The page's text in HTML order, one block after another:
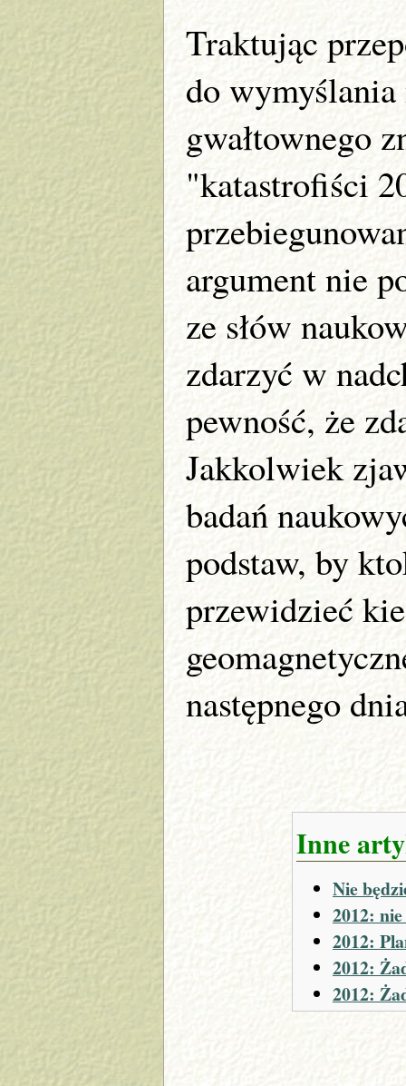
Traktując
do
gwałtownego
"katastrofiści
argument nie
ze słów
zdarzyć w
pewność, że
Jakkolwiek
badań
podstaw, by
przewidzieć
następnego
Inne
Nie
2012:
2012:
2012:
2012: